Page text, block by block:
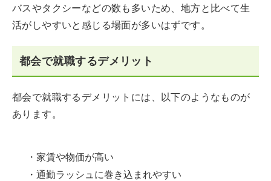
バスやタクシーなどの数も多いため、地方と比べて生
活がしやすいと感じる場面が多いはずです。
都会で就職するデメリット
都会で就職するデメリットには、以下のようなものが
あります。
・家賃や物価が高い
・通勤ラッシュに巻き込まれやすい